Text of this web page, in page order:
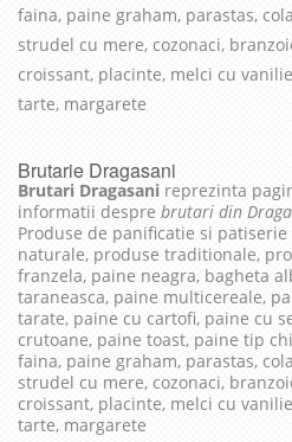
faina, paine graham, parastas,
strudel cu mere, cozonaci,
croissant, placinte, melci cu
tarte, margarete
Brutarie Dragasani
Brutari Dragasani reprezinta
informatii despre brutari din
Produse de panificatie si
naturale, produse traditionale,
franzela, paine neagra, bagheta
taraneasca, paine multicereale,
tarate, paine cu cartofi, paine cu
crutoane, paine toast, paine tip
faina, paine graham, parastas,
strudel cu mere, cozonaci,
croissant, placinte, melci cu
tarte, margarete